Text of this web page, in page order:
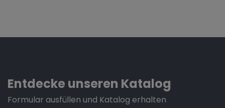
Entdecke unseren Katalog
Formular ausfüllen und Katalog erhalten